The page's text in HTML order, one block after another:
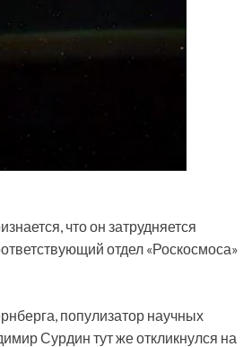
что он затрудняется
отдел «Роскосмоса»
популизатор научных
Сурдин тут же откликнулся на